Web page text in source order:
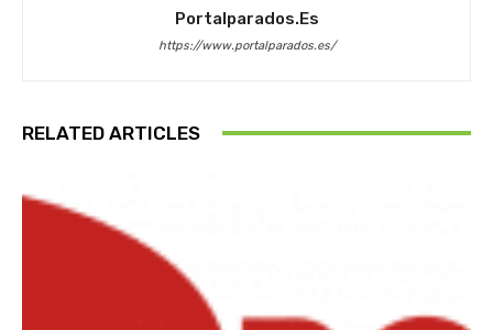
Portalparados.es
https://www.portalparados.es/
RELATED ARTICLES